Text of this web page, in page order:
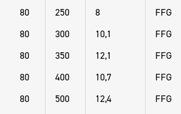
80
250 8
FFG
80
300 10,1
FFG
80
350 12,1
FFG
80
400 10,7
FFG
80
500 12,4
FFG